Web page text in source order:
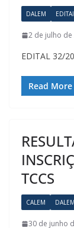
DALEM
2 de julho de
EDITAL 32/
Read More
TCCS
CALEM DALEM
30 de junho